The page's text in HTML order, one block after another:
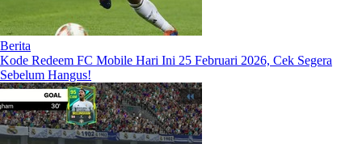
Berita
Kode Redeem FC Mobile Hari Ini 25 Februari 2026, Cek Segera
Sebelum Hangus!